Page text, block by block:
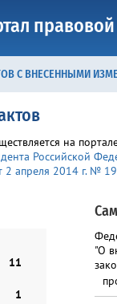
С ВНЕСЕННЫМИ
на
Российской
2 апреля 2014 г. №
11
1
"О